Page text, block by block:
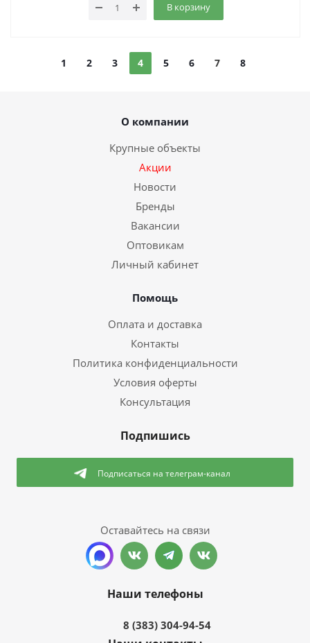
В корзину
1 2 3 4 5 6 7 8
О компании
Крупные объекты
Акции
Новости
Бренды
Вакансии
Оптовикам
Личный кабинет
Помощь
Оплата и доставка
Контакты
Политика конфиденциальности
Условия оферты
Консультация
Подпишись
Подписаться на телеграм-канал
Оставайтесь на связи
Наши телефоны
8 (383) 304-94-54